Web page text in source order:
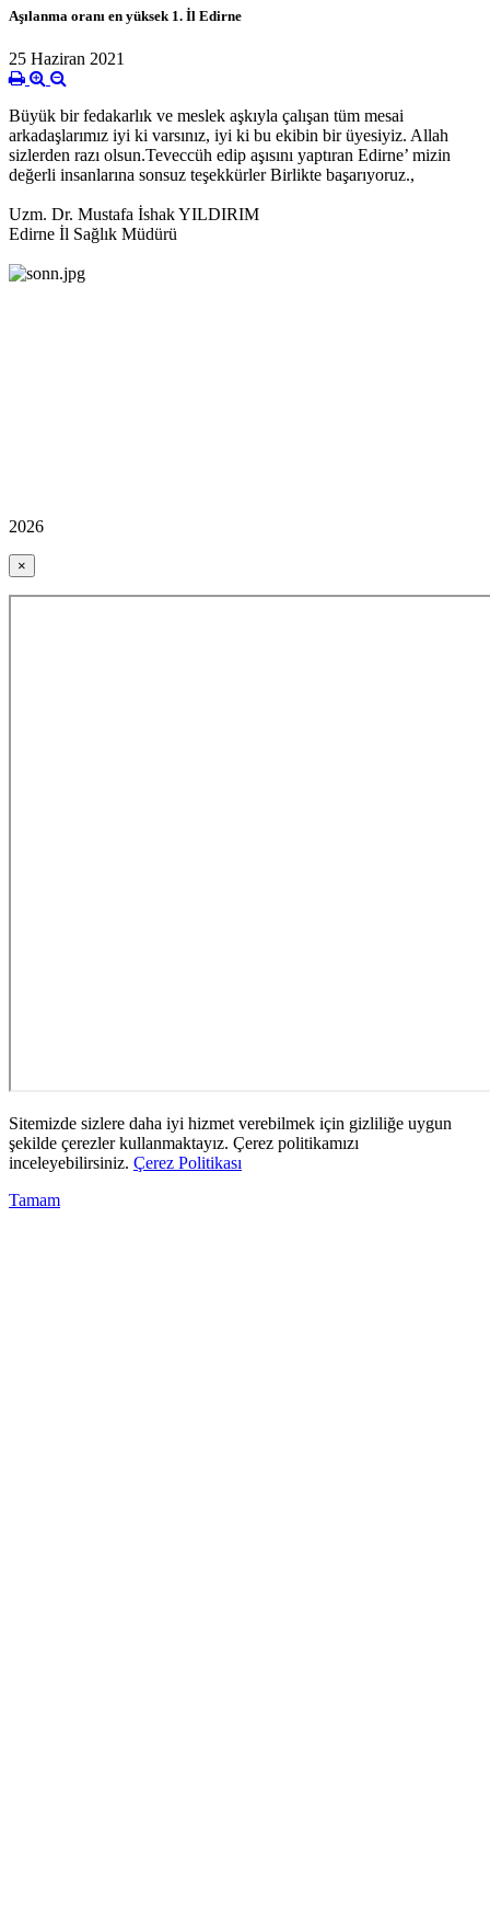
Aşılanma oranı en yüksek 1. İl Edirne
25 Haziran 2021
Büyük bir fedakarlık ve meslek aşkıyla çalışan tüm mesai
arkadaşlarımız iyi ki varsınız, iyi ki bu ekibin bir üyesiyiz. Allah
sizlerden razı olsun.Teveccüh edip aşısını yaptıran Edirne’ mizin
değerli insanlarına sonsuz teşekkürler Birlikte başarıyoruz.,
Uzm. Dr. Mustafa İshak YILDIRIM
Edirne İl Sağlık Müdürü
2026
×
Sitemizde sizlere daha iyi hizmet verebilmek için gizliliğe uygun
şekilde çerezler kullanmaktayız. Çerez politikamızı
inceleyebilirsiniz. Çerez Politikası
Tamam